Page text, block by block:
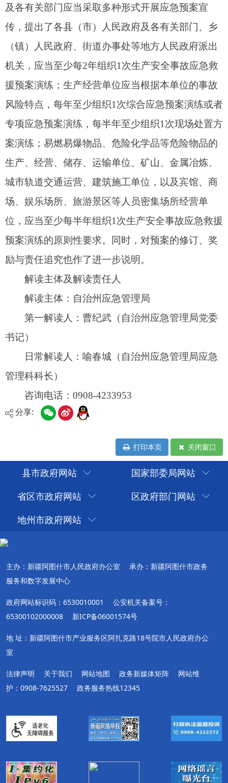
日常解读人：喻春城（自治州应急管理局应急
管理科科长）
咨询电话：0908-4233953
分享:
打印本页 关闭窗口
县市政府网站
国家部委局网站
省区市政府网站
区政府部门网站
地州市政府网站
主办：新疆阿图什市人民政府办公室
承办：新疆阿图什市政务
服务和数字发展中心
政府网站标识码：6530010001
公安机关备案号：
65300102000008
新ICP备06001574号
地 址：新疆阿图什市产业服务区阿扎克路18号院市人民政府办公
室
法律声明 关于我们 网站地图 政务新媒体矩阵
网站维
护：0908-7625527
政务服务热线12345